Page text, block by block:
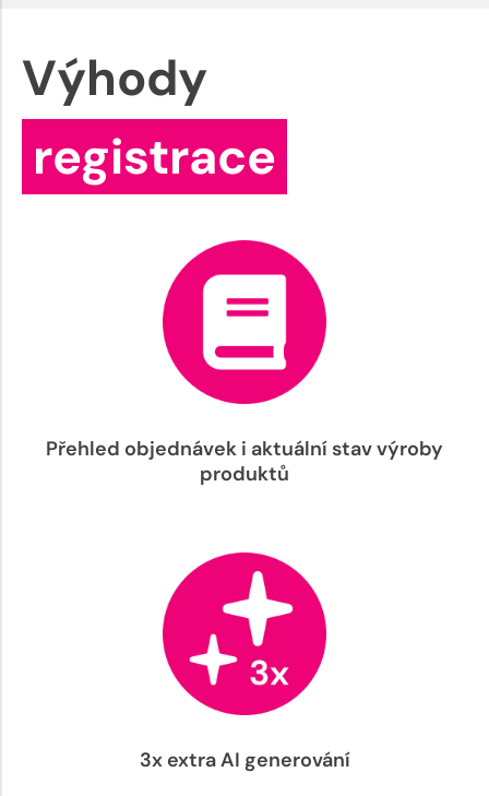
Výhody
registrace
Přehled objednávek i aktuální stav výroby
produktů
3x extra AI generování